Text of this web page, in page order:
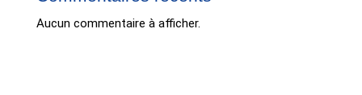
Aucun commentaire à afficher.